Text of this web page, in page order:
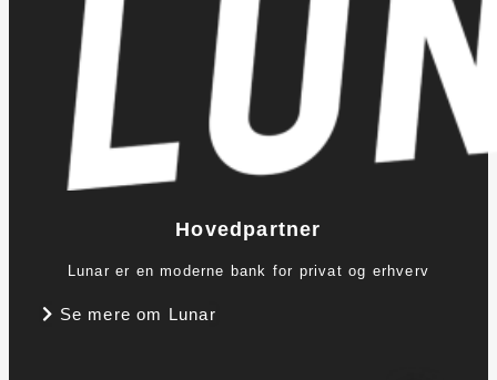
Hovedpartner
Lunar er en moderne bank for privat og erhverv
Se mere om Lunar